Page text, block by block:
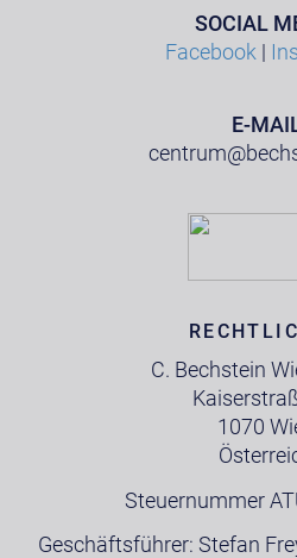
SOCIAL
Facebook |
E-
C. Bechstein
1070
Steuernummer
Geschäftsführer: Stefan